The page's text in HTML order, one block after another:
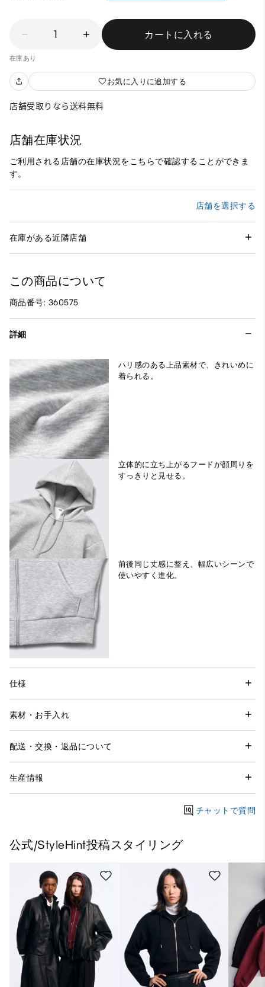
1 カートに入れる
在庫あり
お気に入りに追加する
店舗受取りなら送料無料
店舗在庫状況
ご利用される店舗の在庫状況をこちらで確認することができま
す。
店舗を選択する
在庫がある近隣店舗
この商品について
商品番号: 360575
詳細
ハリ感のある上品素材で、きれいめに
着られる。
立体的に立ち上がるフードが顔周りを
すっきりと見せる。
前後同じ丈感に整え、幅広いシーンで
使いやすく進化。
仕様
素材・お手入れ
配送・交換・返品について
生産情報
チャットで質問
公式/StyleHint投稿スタイリング